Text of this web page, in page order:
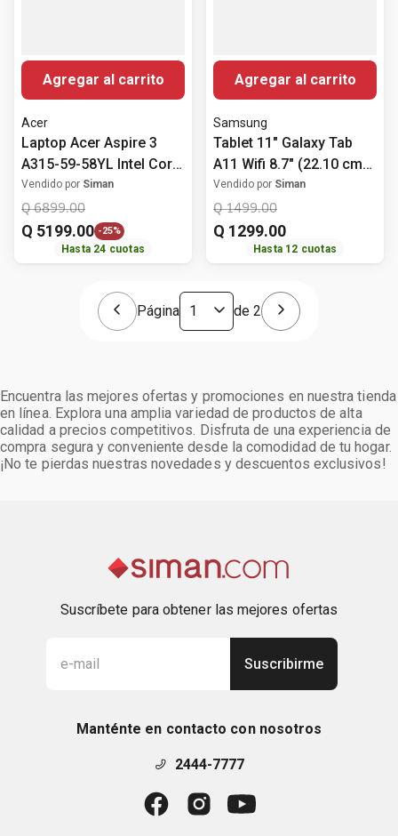
Agregar al carrito
Acer
Laptop Acer Aspire 3
A315-59-58YL Intel Core
i5-1235U 16GB RAM
512GB SSD
Almacenamiento
Windows 11 15.6" (39.62
Vendido por Siman
Q 6899.00
Q 5199.00 -25%
Hasta 24 cuotas
Agregar al carrito
Samsung
Tablet 11" Galaxy Tab
A11 Wifi 8.7" (22.10 cm)
4GB RAM 64GB ROM gris
Vendido por Siman
Q 1499.00
Q 1299.00
Hasta 12 cuotas
Página de 2
Encuentra las mejores ofertas y promociones en nuestra tienda
en línea. Explora una amplia variedad de productos de alta
calidad a precios competitivos. Disfruta de una experiencia de
compra segura y conveniente desde la comodidad de tu hogar.
¡No te pierdas nuestras novedades y descuentos exclusivos!
Suscríbete para obtener las mejores ofertas
Suscribirme
Manténte en contacto con nosotros
2444-7777